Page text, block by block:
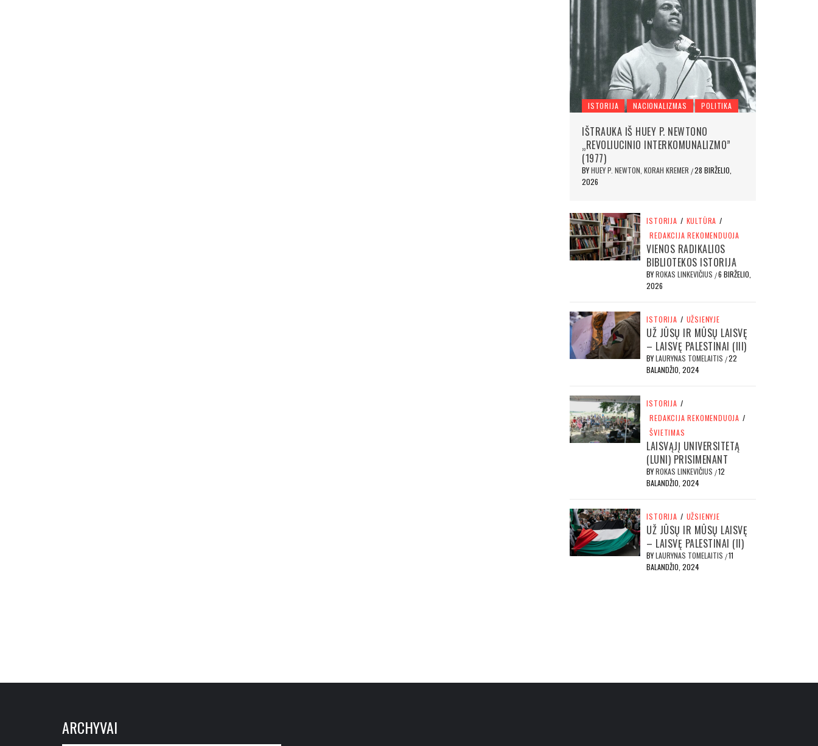
ISTORIJA NACIONALIZMAS POLITIKA
IŠTRAUKA IŠ HUEY P. NEWTONO
„REVOLIUCINIO INTERKOMUNALIZMO”
(1977)
BYHUEY P. NEWTON, KORAH KREMER /28 BIRŽELIO,
2026
ISTORIJA / KULTŪRA /
REDAKCIJA REKOMENDUOJA
VIENOS RADIKALIOS
BIBLIOTEKOS ISTORIJA
BYROKAS LINKEVIČIUS /6 BIRŽELIO,
2026
ISTORIJA / UŽSIENYJE
UŽ JŪSŲ IR MŪSŲ LAISVĘ
– LAISVĘ PALESTINAI (III)
BYLAURYNAS TOMELAITIS /22
BALANDŽIO, 2024
ISTORIJA /
REDAKCIJA REKOMENDUOJA /
ŠVIETIMAS
LAISVĄJĮ UNIVERSITETĄ
(LUNI) PRISIMENANT
BYROKAS LINKEVIČIUS /12
BALANDŽIO, 2024
ISTORIJA / UŽSIENYJE
UŽ JŪSŲ IR MŪSŲ LAISVĘ
– LAISVĘ PALESTINAI (II)
BYLAURYNAS TOMELAITIS /11
BALANDŽIO, 2024
ARCHYVAI